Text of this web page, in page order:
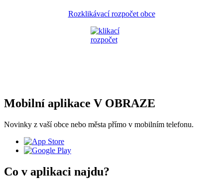
Rozklikávací rozpočet obce
Mobilní aplikace V OBRAZE
Novinky z vaší obce nebo města přímo v mobilním telefonu.
Co v aplikaci najdu?